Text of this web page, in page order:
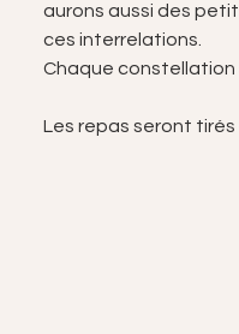
aurons aussi des
ces interrelations.
Chaque constellation
Les repas seront tirés